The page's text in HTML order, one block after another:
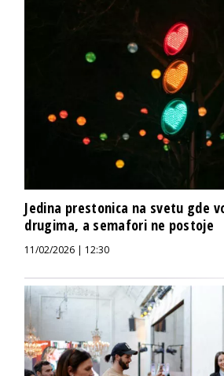
Jedina prestonica na svetu gde
drugima, a semafori ne postoje
11/02/2026 | 12:30